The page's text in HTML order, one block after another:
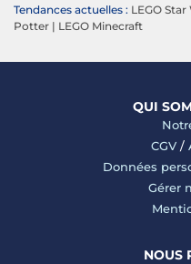
Tendances actuelles : LEGO Star
Potter | LEGO Minecraft
QUI
CGV/
Données
Gérer
NOUS